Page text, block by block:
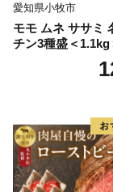
界でもっとも
端にある串本
また、串本
ての暖かいシ
サンゴ中心の
り、温帯的景
ます。このよ
愛知県小牧市
モモ ムネ ササミ
チン3種盛＜1.1kg
ット 地鶏 鶏肉